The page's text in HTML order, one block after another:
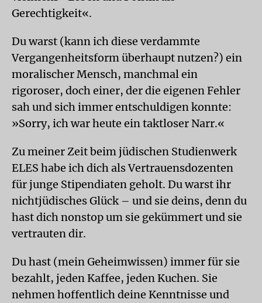
Gerechtigkeit«.
Du warst (kann ich diese verdammte
Vergangenheitsform überhaupt nutzen?) ein
moralischer Mensch, manchmal ein
rigoroser, doch einer, der die eigenen Fehler
sah und sich immer entschuldigen konnte:
»Sorry, ich war heute ein taktloser Narr.«
Zu meiner Zeit beim jüdischen Studienwerk
ELES habe ich dich als Vertrauensdozenten
für junge Stipendiaten geholt. Du warst ihr
nichtjüdisches Glück – und sie deins, denn du
hast dich nonstop um sie gekümmert und sie
vertrauten dir.
Du hast (mein Geheimwissen) immer für sie
bezahlt, jeden Kaffee, jeden Kuchen. Sie
nehmen hoffentlich deine Kenntnisse und